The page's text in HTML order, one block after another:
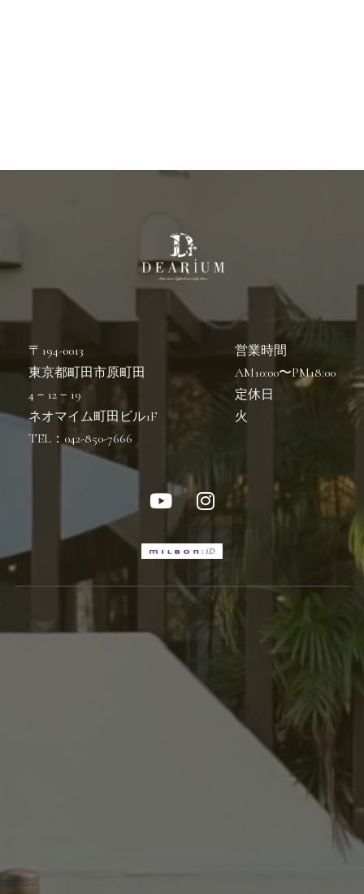
〒194-0013
東京都町田市原町田
4－12－19
ネオマイム町田ビル1F
TEL：042-850-7666
営業時間
AM10:00〜PM18:00
定休日
火